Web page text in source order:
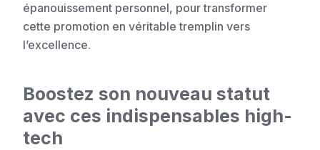
épanouissement personnel, pour transformer
cette promotion en véritable tremplin vers
l’excellence.
Boostez son nouveau statut
avec ces indispensables high-
tech